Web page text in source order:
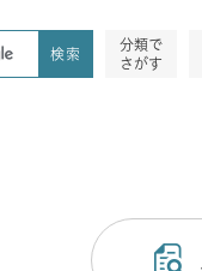
分類で
さがす